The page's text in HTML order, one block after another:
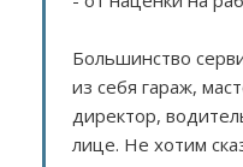
Большинство
из себя гараж,
директор,
лице. Не хотим